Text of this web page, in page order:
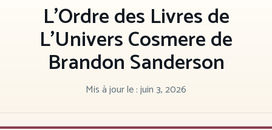
L’Ordre des Livres de
L’Univers Cosmere de
Brandon Sanderson
Mis à jour le :juin 3, 2026